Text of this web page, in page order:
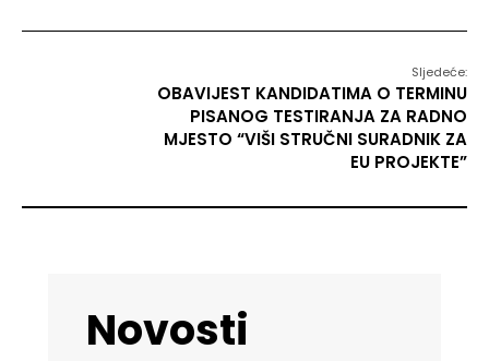
Sljedeće:
OBAVIJEST KANDIDATIMA O TERMINU
PISANOG TESTIRANJA ZA RADNO
MJESTO “VIŠI STRUČNI SURADNIK ZA
EU PROJEKTE”
Novosti